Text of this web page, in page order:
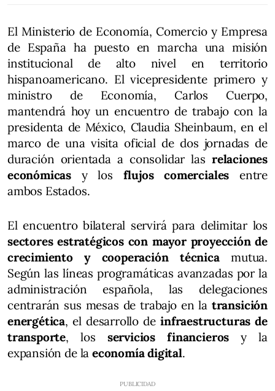
El Ministerio de Economía, Comercio y Empresa
de España ha puesto en marcha una misión
institucional de alto nivel en territorio
hispanoamericano. El vicepresidente primero y
ministro de Economía, Carlos Cuerpo,
mantendrá hoy un encuentro de trabajo con la
presidenta de México, Claudia Sheinbaum, en el
marco de una visita oficial de dos jornadas de
duración orientada a consolidar las relaciones
económicas y los flujos comerciales entre
ambos Estados.
El encuentro bilateral servirá para delimitar los
sectores estratégicos con mayor proyección de
crecimiento y cooperación técnicamutua.
Según las líneas programáticas avanzadas por la
administración española, las delegaciones
centrarán sus mesas de trabajo en latransición
energética, el desarrollo deinfraestructuras de
transporte, los servicios financierosy la
expansión de la economía digital.